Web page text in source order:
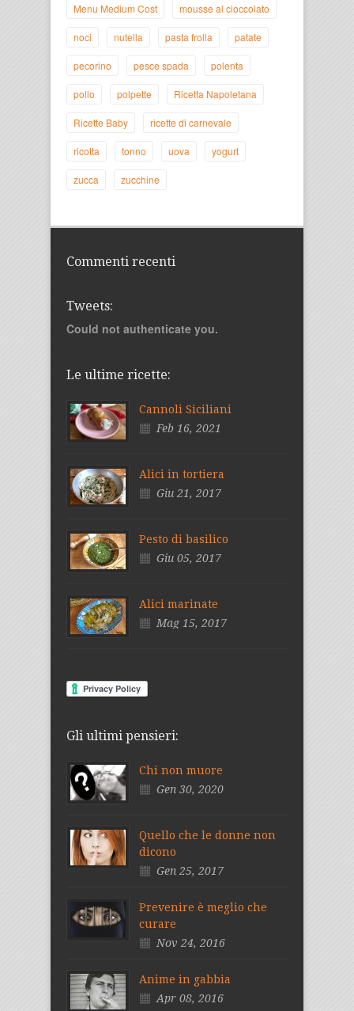
Menu Medium Cost mousse al cioccolato
noci nutella pasta frolla patate
pecorino pesce spada polenta
pollo polpette Ricetta Napoletana
Ricette Baby ricette di carnevale
ricotta tonno uova yogurt
zucca zucchine
Commenti recenti
Tweets:
Could not authenticate you.
Le ultime ricette:
Cannoli Siciliani
Feb 16, 2021
Alici in tortiera
Giu 21, 2017
Pesto di basilico
Giu 05, 2017
Alici marinate
Mag 15, 2017
Gli ultimi pensieri:
Chi non muore
Gen 30, 2020
Quello che le donne non
dicono
Gen 25, 2017
Prevenire è meglio che
curare
Nov 24, 2016
Anime in gabbia
Apr 08, 2016